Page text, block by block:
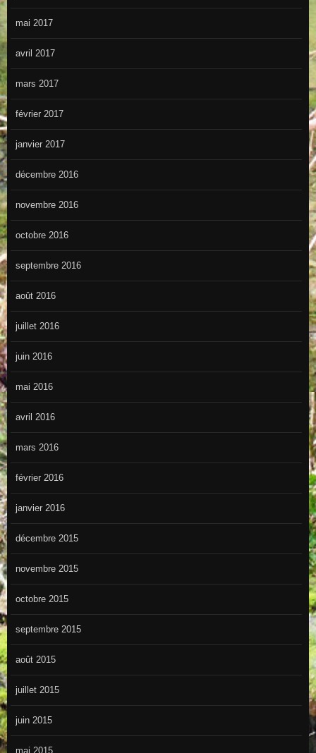
mai 2017
avril 2017
mars 2017
février 2017
janvier 2017
décembre 2016
novembre 2016
octobre 2016
septembre 2016
août 2016
juillet 2016
juin 2016
mai 2016
avril 2016
mars 2016
février 2016
janvier 2016
décembre 2015
novembre 2015
octobre 2015
septembre 2015
août 2015
juillet 2015
juin 2015
mai 2015